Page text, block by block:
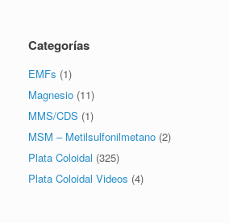
Categorías
EMFs (1)
Magnesio (11)
MMS/CDS (1)
MSM – Metilsulfonilmetano (2)
Plata Coloidal (325)
Plata Coloidal Videos (4)